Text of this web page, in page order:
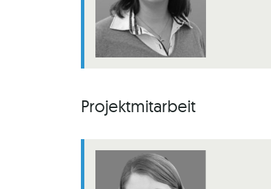
Projektmitarbeit